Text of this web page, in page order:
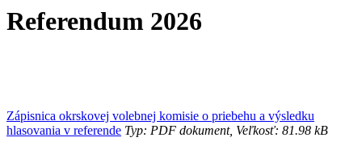
Referendum 2026
Zápisnica okrskovej volebnej komisie o priebehu a výsledku
hlasovania v referende Typ: PDF dokument, Veľkosť: 81.98 kB